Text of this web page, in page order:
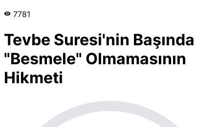
7781
Tevbe Suresi'nin Başında
"Besmele" Olmamasının
Hikmeti